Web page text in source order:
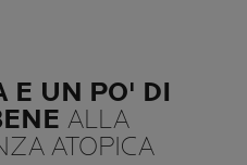
E UN PO' DI
ALLA
ATOPICA